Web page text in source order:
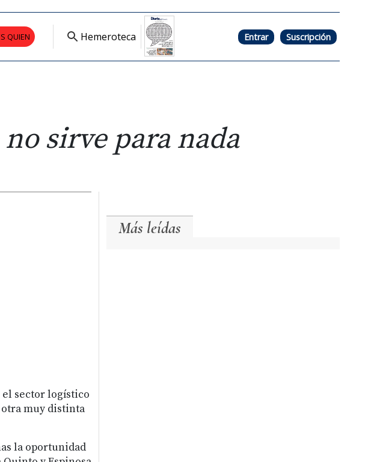
QUIEN Hemeroteca Entrar Suscripción
sirve para nada
el sector logístico
otra muy distinta
la oportunidad
Más leídas